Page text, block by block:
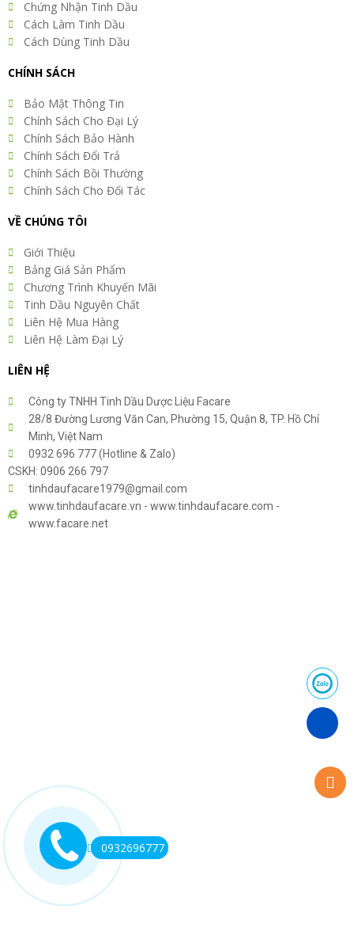
Chứng Nhận Tinh Dầu
Cách Làm Tinh Dầu
Cách Dùng Tinh Dầu
CHÍNH SÁCH
Bảo Mật Thông Tin
Chính Sách Cho Đại Lý
Chính Sách Bảo Hành
Chính Sách Đổi Trả
Chính Sách Bồi Thường
Chính Sách Cho Đối Tác
VỀ CHÚNG TÔI
Giới Thiệu
Bảng Giá Sản Phẩm
Chương Trình Khuyến Mãi
Tinh Dầu Nguyên Chất
Liên Hệ Mua Hàng
Liên Hệ Làm Đại Lý
LIÊN HỆ
Công ty TNHH Tinh Dầu Dược Liệu Facare
28/8 Đường Lương Văn Can, Phường 15, Quận 8, TP. Hồ Chí
Minh, Việt Nam
0932 696 777 (Hotline & Zalo)
CSKH: 0906 266 797
tinhdaufacare1979@gmail.com
www.tinhdaufacare.vn - www.tinhdaufacare.com -
www.facare.net
0932696777